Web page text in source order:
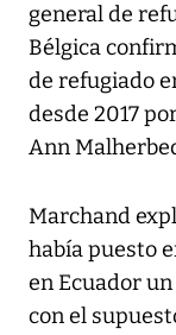
general de
Bélgica
de refugiado
desde 2017
Ann
Marchand
había puesto
en Ecuador
con el